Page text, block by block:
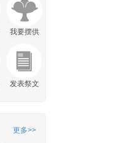
我要摆供
发表祭文
更多>>